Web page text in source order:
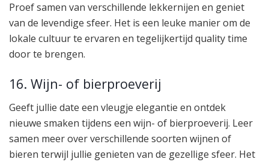
Proef samen van verschillende lekkernijen en geniet
van de levendige sfeer. Het is een leuke manier om de
lokale cultuur te ervaren en tegelijkertijd quality time
door te brengen.
16. Wijn- of bierproeverij
Geeft jullie date een vleugje elegantie en ontdek
nieuwe smaken tijdens een wijn- of bierproeverij. Leer
samen meer over verschillende soorten wijnen of
bieren terwijl jullie genieten van de gezellige sfeer. Het